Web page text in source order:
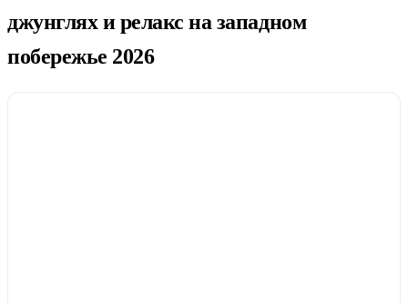
джунглях и релакс на западном
побережье 2026